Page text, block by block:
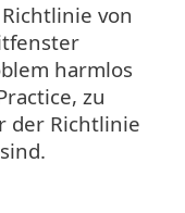
von
harmlos
zu
der Richtlinie